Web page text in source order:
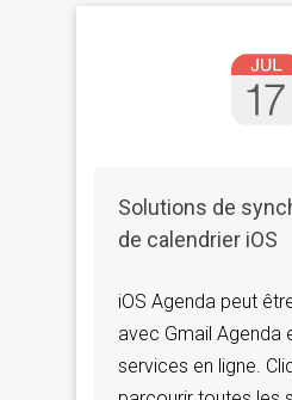
Solutions de
de calendrier iOS
iOS Agenda peut
avec Gmail Agenda
services en ligne.